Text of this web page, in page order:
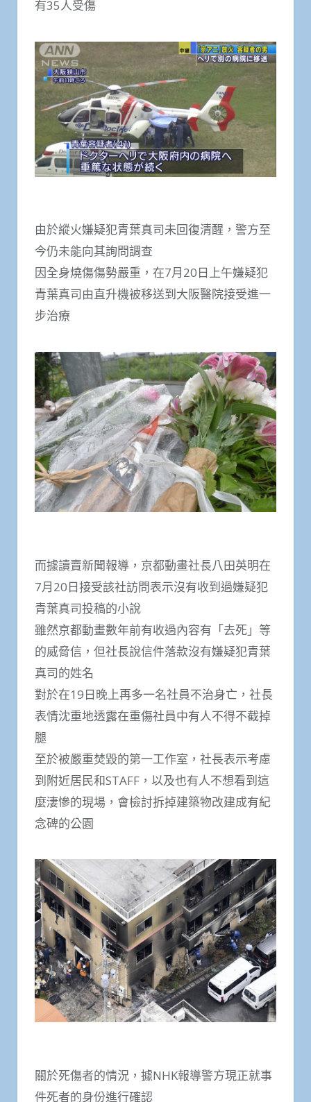
有35人受傷
由於縱火嫌疑犯青葉真司未回復清醒，警方至
今仍未能向其詢問調查
因全身燒傷傷勢嚴重，在7月20日上午嫌疑犯
青葉真司由直升機被移送到大阪醫院接受進一
步治療
而據讀賣新聞報導，京都動畫社長八田英明在
7月20日接受該社訪問表示沒有收到過嫌疑犯
青葉真司投稿的小說
雖然京都動畫數年前有收過內容有「去死」等
的威脅信，但社長說信件落款沒有嫌疑犯青葉
真司的姓名
對於在19日晚上再多一名社員不治身亡，社長
表情沈重地透露在重傷社員中有人不得不截掉
腿
至於被嚴重焚毀的第一工作室，社長表示考慮
到附近居民和STAFF，以及也有人不想看到這
麼淒慘的現場，會檢討拆掉建築物改建成有紀
念碑的公園
關於死傷者的情況，據NHK報導警方現正就事
件死者的身份進行確認